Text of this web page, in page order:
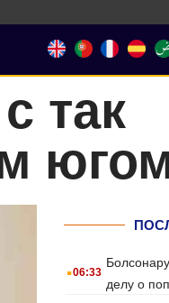
так
.06:33
делу о